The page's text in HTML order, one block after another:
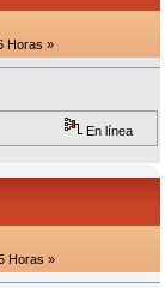
Horas »
En línea
Horas »